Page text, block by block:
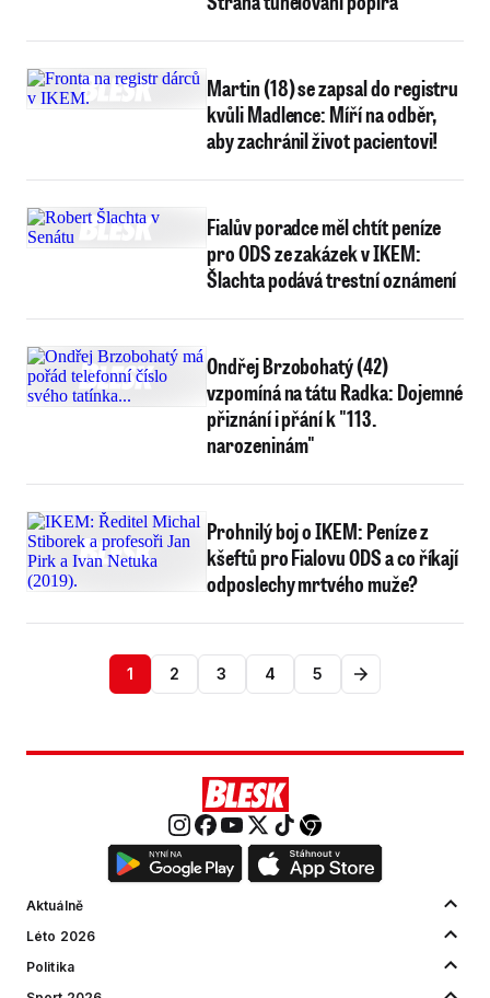
Martin (18) se zapsal do registru
kvůli Madlence: Míří na odběr,
aby zachránil život pacientovi!
Fialův poradce měl chtít peníze
pro ODS ze zakázek v IKEM:
Šlachta podává trestní oznámení
Ondřej Brzobohatý (42)
vzpomíná na tátu Radka: Dojemné
přiznání i přání k "113.
narozeninám"
Prohnilý boj o IKEM: Peníze z
kšeftů pro Fialovu ODS a co říkají
odposlechy mrtvého muže?
1 2 3 4 5
Aktuálně
Léto 2026
Politika